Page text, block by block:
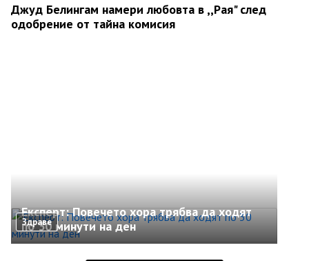
Джуд Белингам намери любовта в ,,Рая" след
одобрение от тайна комисия
Здраве
Експерт: Повечето хора трябва да ходят
по 30 минути на ден